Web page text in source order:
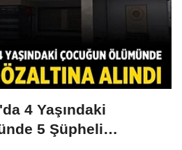
4 Yaşındaki
5 Şüpheli